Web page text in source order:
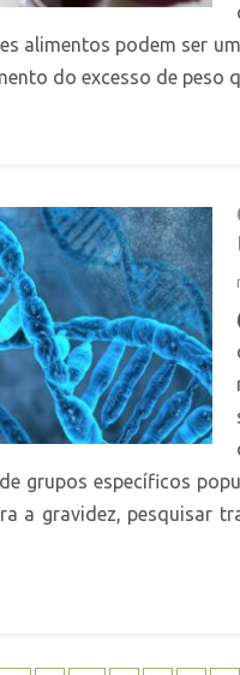
alimentos podem ser
do excesso de peso
grupos específicos
a gravidez, pesquisar